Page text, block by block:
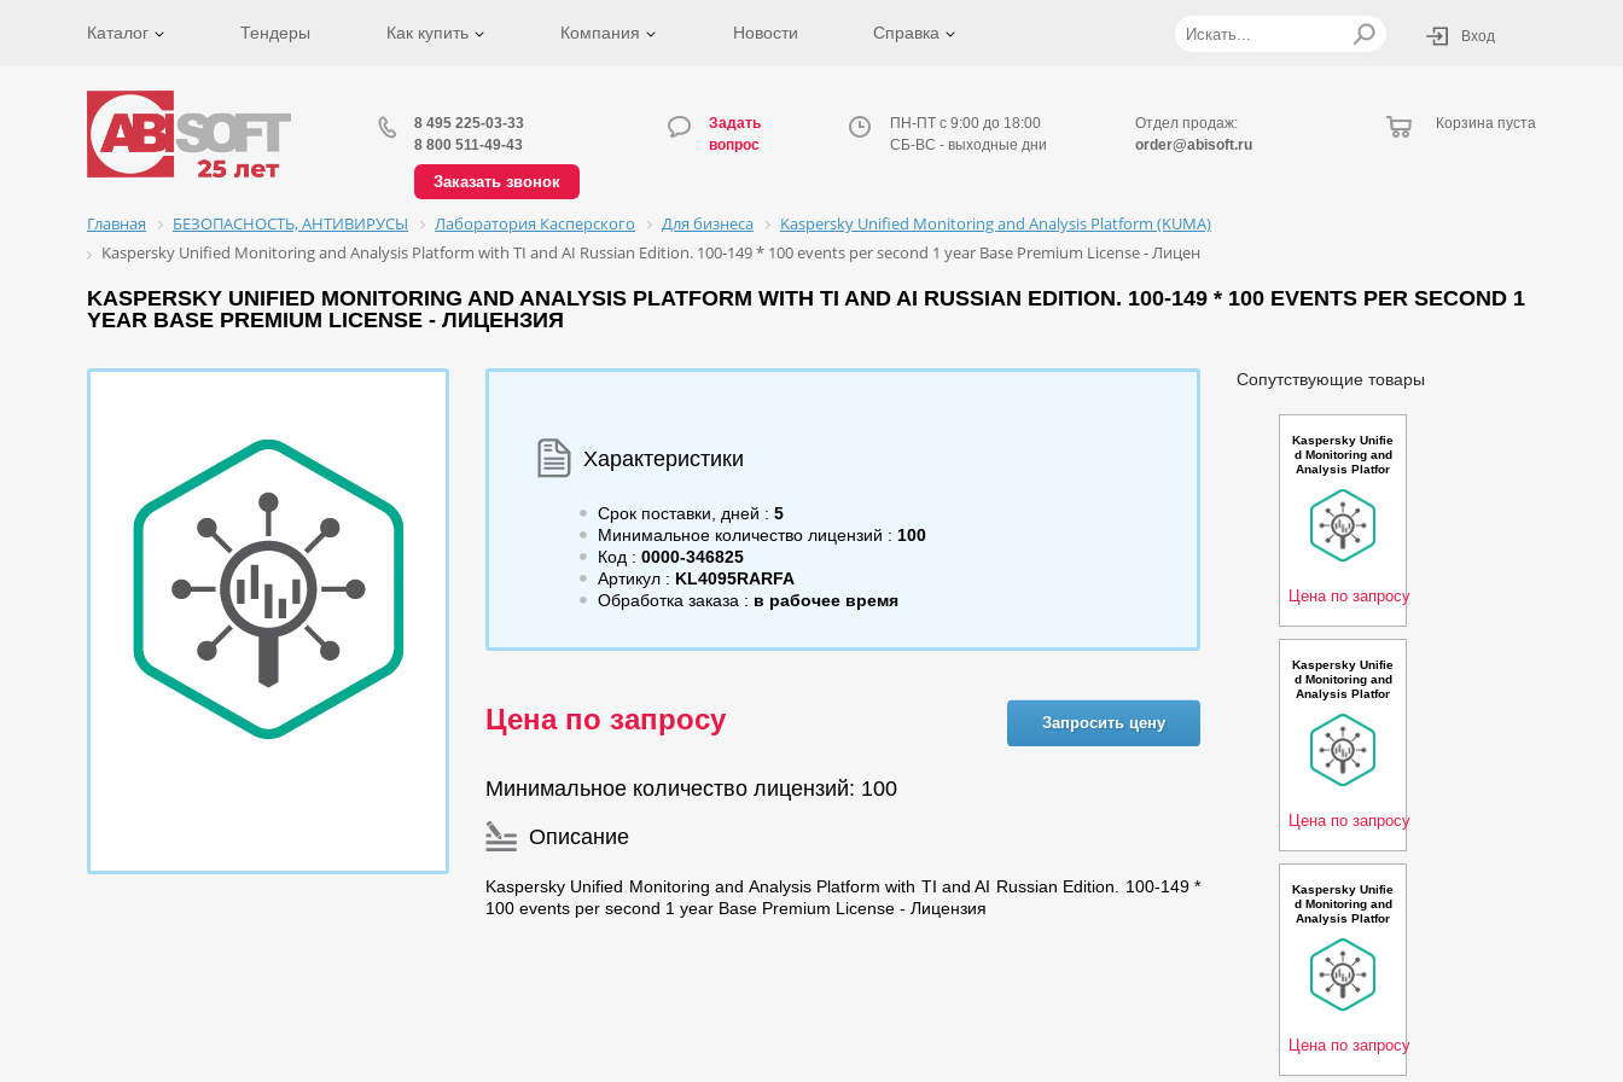
Каталог Тендеры Как купить Компания Новости Справка Вход
8 495 225-03-33
8 800 511-49-43
Заказать звонок
Задать
вопрос
ПН-ПТ с 9:00 до 18:00
СБ-ВС - выходные дни
Отдел продаж:
order@abisoft.ru
Корзина пуста
Главная БЕЗОПАСНОСТЬ, АНТИВИРУСЫ Лаборатория Касперского Для бизнеса
Kaspersky Unified Monitoring and Analysis Platform (KUMA)
Kaspersky Unified Monitoring and Analysis Platform with TI and AI Russian Edition. 100-149 * 100 events per second 1 year Base Premium License - Лицен
KASPERSKY UNIFIED MONITORING AND ANALYSIS PLATFORM WITH TI AND AI RUSSIAN EDITION. 100-149 * 100 EVENTS PER SECOND 1
YEAR BASE PREMIUM LICENSE - ЛИЦЕНЗИЯ
Характеристики
Срок поставки, дней : 5
Минимальное количество лицензий : 100
Код : 0000-346825
Артикул : KL4095RARFA
Обработка заказа : в рабочее время
Цена по запросу Запросить цену
Минимальное количество лицензий: 100
Описание
Kaspersky Unified Monitoring and Analysis Platform with TI and AI Russian Edition. 100-149 *
100 events per second 1 year Base Premium License - Лицензия
Сопутствующие товары
Kaspersky Unifie
d Monitoring and
Analysis Platfor
mpatible with Net
flow support and
AI Russian Editio
n. 1000-1499 * 1
00 events per se
Цена по запросу
Kaspersky Unifie
d Monitoring and
Analysis Platfor
mpatible with Net
flow support Rus
sian Edition. 250
0-4999 * 100 eve
nts per second 1
Цена по запросу
Kaspersky Unifie
d Monitoring and
Analysis Platfor
ompatible and AI
Russian Edition.
10-14 * 100 even
ts per second 1
year Base Premi
Цена по запросу